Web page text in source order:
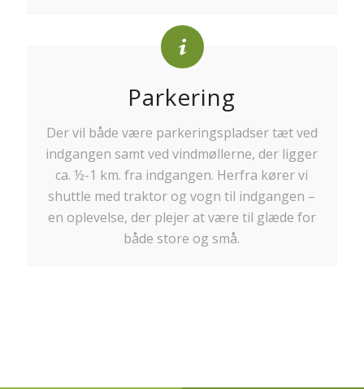
Parkering
Der vil både være parkeringspladser tæt ved
indgangen samt ved vindmøllerne, der ligger
ca. ½-1 km. fra indgangen. Herfra kører vi
shuttle med traktor og vogn til indgangen –
en oplevelse, der plejer at være til glæde for
både store og små.